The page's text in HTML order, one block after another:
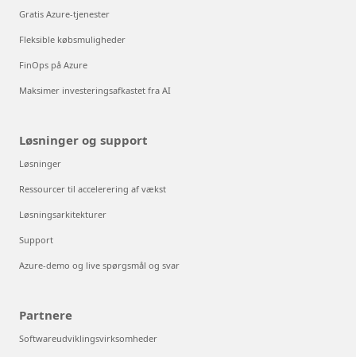
Gratis Azure-tjenester
Fleksible købsmuligheder
FinOps på Azure
Maksimer investeringsafkastet fra AI
Løsninger og support
Løsninger
Ressourcer til accelerering af vækst
Løsningsarkitekturer
Support
Azure-demo og live spørgsmål og svar
Partnere
Softwareudviklingsvirksomheder